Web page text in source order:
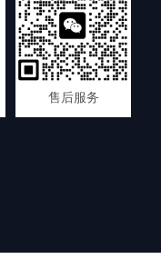
售后服务